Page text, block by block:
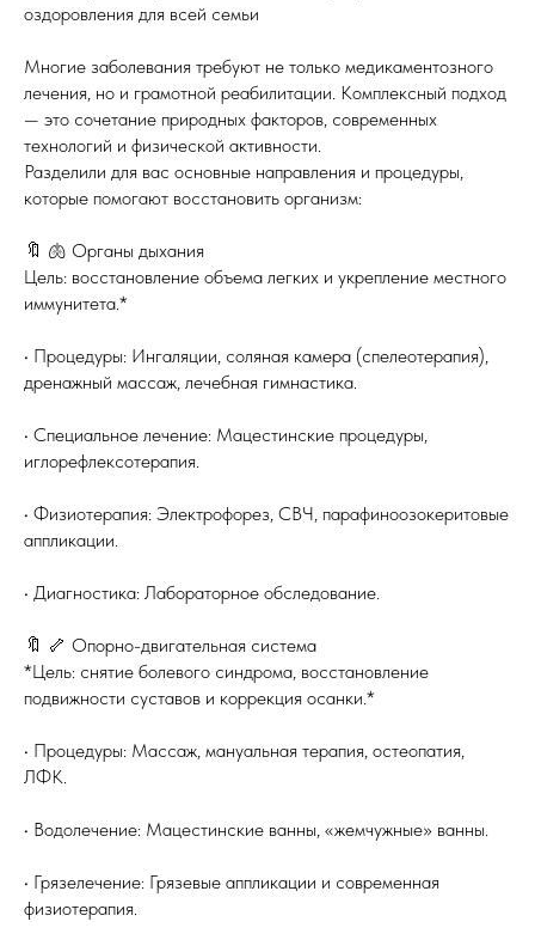
оздоровления для всей семьи
Многие заболевания требуют не только медикаментозного
лечения, но и грамотной реабилитации. Комплексный подход
— это сочетание природных факторов, современных
технологий и физической активности.
Разделили для вас основные направления и процедуры,
которые помогают восстановить организм:
🔖 🫁 Органы дыхания
Цель: восстановление объема легких и укрепление местного
иммунитета.*
• Процедуры: Ингаляции, соляная камера (спелеотерапия),
дренажный массаж, лечебная гимнастика.
• Специальное лечение: Мацестинские процедуры,
иглорефлексотерапия.
• Физиотерапия: Электрофорез, СВЧ, парафиноозокеритовые
аппликации.
• Диагностика: Лабораторное обследование.
🔖 🦴 Опорно-двигательная система
*Цель: снятие болевого синдрома, восстановление
подвижности суставов и коррекция осанки.*
• Процедуры: Массаж, мануальная терапия, остеопатия,
ЛФК.
• Водолечение: Мацестинские ванны, «жемчужные» ванны.
• Грязелечение: Грязевые аппликации и современная
физиотерапия.